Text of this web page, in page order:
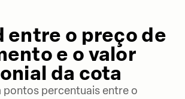
entre o preço de
e o valor
da cota
pontos percentuais entre o